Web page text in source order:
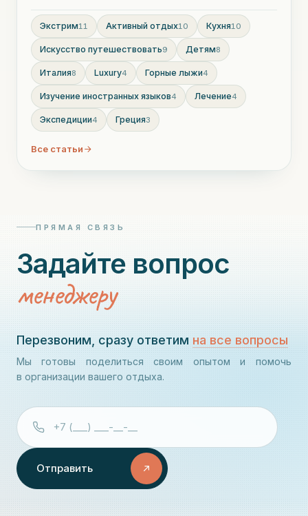
Экстрим11 Активный отдых10 Кухня10
Искусство путешествовать9 Детям8
Италия8 Luxury4 Горные лыжи4
Изучение иностранных языков4 Лечение4
Экспедиции4 Греция3
Все статьи
ПРЯМАЯ СВЯЗЬ
Задайте вопрос
менеджеру
Перезвоним, сразу ответим на все вопросы
Мы готовы поделиться своим опытом и помочь
в организации вашего отдыха.
Отправить